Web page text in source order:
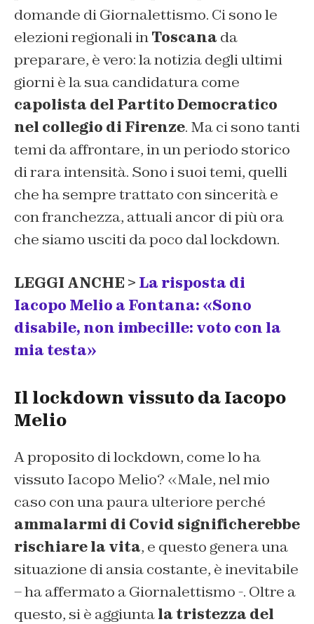
domande diGiornalettismo. Ci sono le
elezioni regionali inToscana da
preparare, è vero: la notizia degli ultimi
giorni è la sua candidatura come
capolista del Partito Democratico
nel collegio di Firenze. Ma ci sono tanti
temi da affrontare, in un periodo storico
di rara intensità. Sono i suoi temi, quelli
che ha sempre trattato con sincerità e
con franchezza, attuali ancor di più ora
che siamo usciti da poco dal lockdown.
LEGGI ANCHE > La risposta di
Iacopo Melio a Fontana: «Sono
disabile, non imbecille: voto con la
mia testa»
Il lockdown vissuto da Iacopo
Melio
A proposito di lockdown, come lo ha
vissuto Iacopo Melio? «Male, nel mio
caso con una paura ulteriore perché
ammalarmi di Covid significherebbe
rischiare la vita, e questo genera una
situazione di ansia costante, è inevitabile
– ha affermato aGiornalettismo-. Oltre a
questo, si è aggiuntala tristezza del